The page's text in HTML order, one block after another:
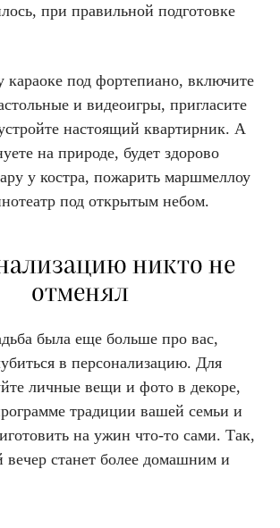
при правильной подготовке
под фортепиано, включите
и видеоигры, пригласите
настоящий квартирник. А
на природе, будет здорово
у костра, пожарить маршмеллоу
под открытым небом.
никто не
отменял
была еще больше про вас,
в персонализацию. Для
личные вещи и фото в декоре,
традиции вашей семьи и
на ужин что-то сами. Так,
станет более домашним и